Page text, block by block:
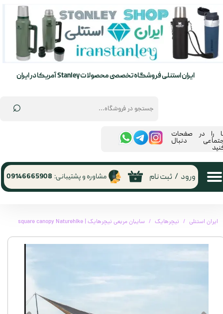
⌕
ایران استنلی فروشگاه تخصصی محصولات Stanley آمریکا در ایران
۰ ورود / ثبت نام
حساب کاربری من
تغییر گذر واژه
مشاوره و پشتیبانی: 09146665908
را در صفحات
دنبال
ایران استنلی نیچرهایک سایبان مربعی نیچرهایک | square canopy Naturehike